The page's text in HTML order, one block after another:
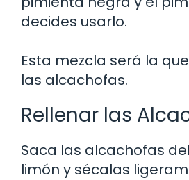
decides usarlo.
Esta mezcla será la
las alcachofas.
Rellenar las
Saca las alcachofas
limón y sécalas